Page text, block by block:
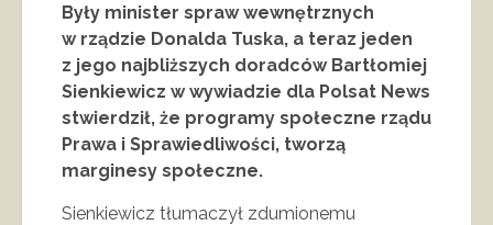
Były minister spraw wewnętrznych
w rządzie Donalda Tuska, a teraz jeden
z jego najbliższych doradców Bartłomiej
Sienkiewicz w wywiadzie dla Polsat News
stwierdził, że programy społeczne rządu
Prawa i Sprawiedliwości, tworzą
marginesy społeczne.
Sienkiewicz tłumaczył zdumionemu